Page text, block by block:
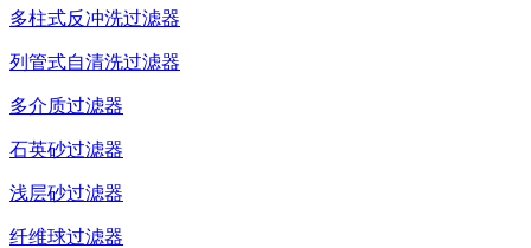
多柱式反冲洗过滤器
列管式自清洗过滤器
多介质过滤器
石英砂过滤器
浅层砂过滤器
纤维球过滤器